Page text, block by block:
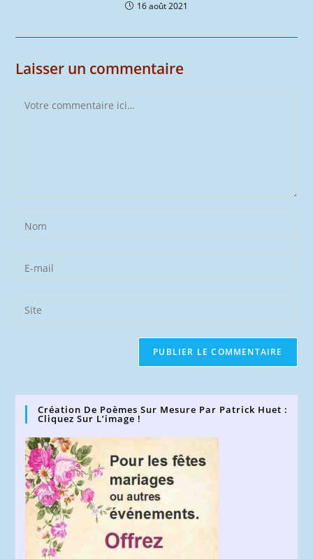
16 août 2021
Laisser un commentaire
Comment
Enter
your
name
comment
Enter
your
email
address
Saisir
l’URL
Création De Poèmes Sur Mesure Par Patrick Huet :
Cliquez Sur L’image !